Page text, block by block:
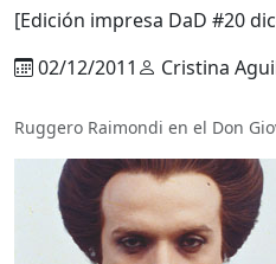
[Edición impresa DaD #20
02/12/2011
Cristina
Ruggero Raimondi en el Don